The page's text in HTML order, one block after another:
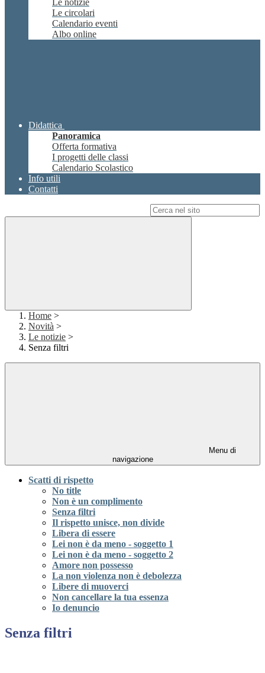
Le notizie
Le circolari
Calendario eventi
Albo online
Didattica
Panoramica
Offerta formativa
I progetti delle classi
Calendario Scolastico
Info utili
Contatti
Home >
Novità >
Le notizie >
Senza filtri
Menu di
navigazione
Scatti di rispetto
No title
Non è un complimento
Senza filtri
Il rispetto unisce, non divide
Libera di essere
Lei non è da meno - soggetto 1
Lei non è da meno - soggetto 2
Amore non possesso
La non violenza non è debolezza
Libere di muoverci
Non cancellare la tua essenza
Io denuncio
Senza filtri